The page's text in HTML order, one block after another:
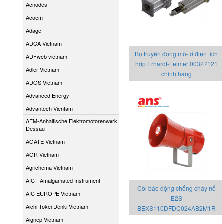
Acnodes
Acoem
Adage
ADCA Vietnam
ADFweb vietnam
Adler Vietnam
ADOS Vietnam
Advanced Energy
Advantech Vientam
AEM-Anhaltische Elektromotorenwerk
Dessau
AGATE Vietnam
AGR Vietnam
Agrichema Vietnam
AIC - Amalgamated Instrument
AIC EUROPE Vietnam
Aichi Tokei Denki Vietnam
Aignep Vietnam
Bộ truyền động mô-tơ điện tích
hợp Erhardt-Leimer 00327121
chính hãng
Còi báo động chống cháy nổ
E2S
BEXS110DFDC024AB2M1R
(24VDC)